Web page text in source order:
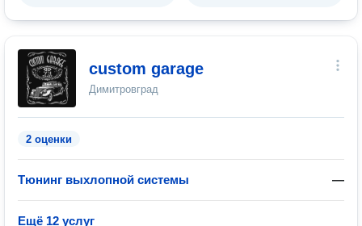
custom garage
Димитровград
2 оценки
Тюнинг выхлопной системы —
Ещё 12 услуг